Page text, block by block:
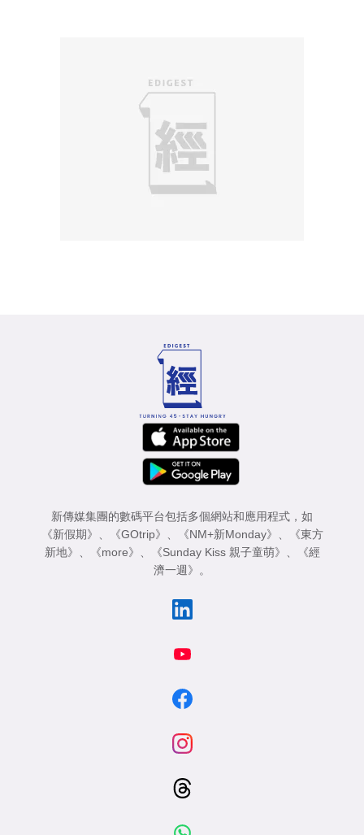
新傳媒集團的數碼平台包括多個網站和應用程式，如
《新假期》
《GOtrip》 《NM+新Monday》
《東方
新地》
《more》 《Sunday Kiss 親子童萌》
《經
濟一週》
。